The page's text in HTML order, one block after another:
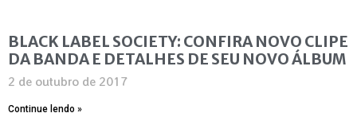
BLACK LABEL SOCIETY: CONFIRA NOVO CLIPE
DA BANDA E DETALHES DE SEU NOVO ÁLBUM
2 de outubro de 2017
Continue lendo »